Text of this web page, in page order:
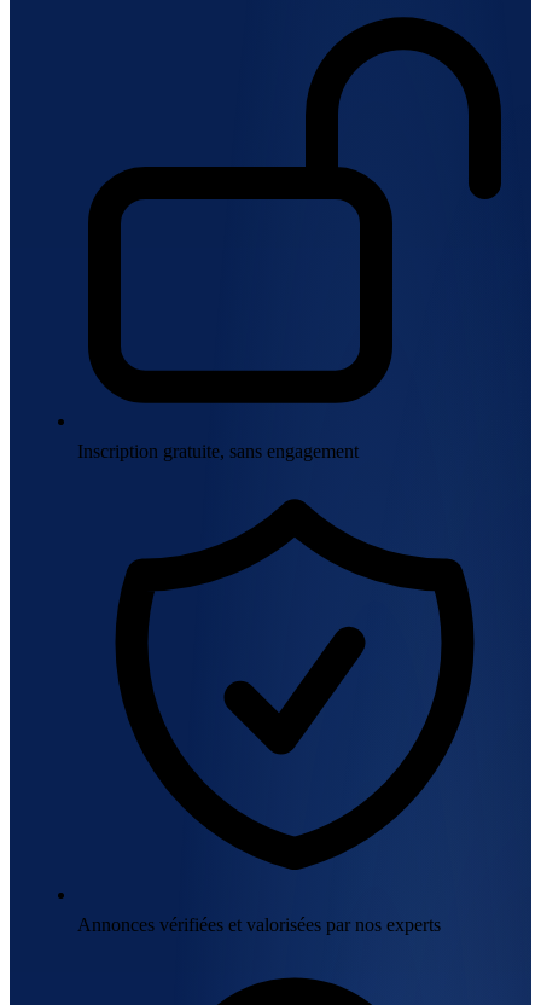
Inscription gratuite, sans engagement
Annonces vérifiées et valorisées par nos experts